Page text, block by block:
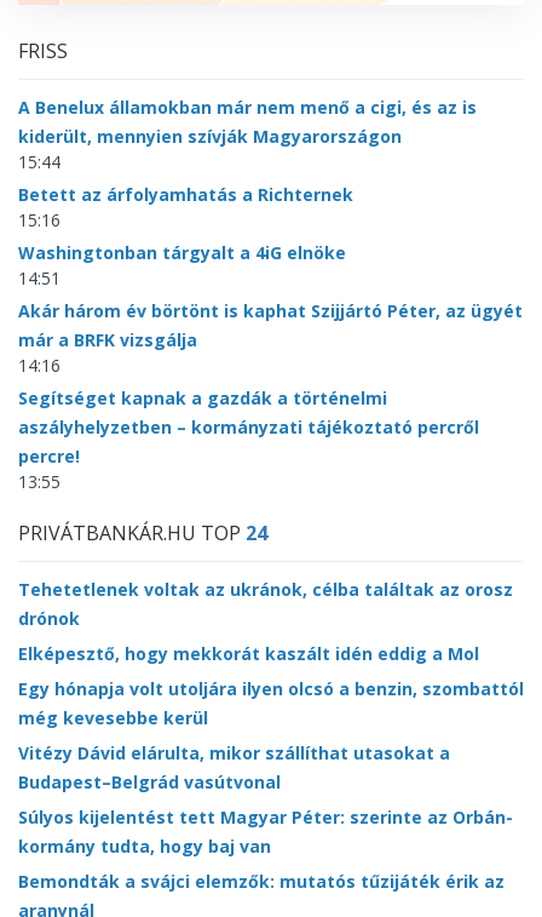
FRISS
A Benelux államokban már nem menő a cigi, és az is
kiderült, mennyien szívják Magyarországon
15:44
Betett az árfolyamhatás a Richternek
15:16
Washingtonban tárgyalt a 4iG elnöke
14:51
Akár három év börtönt is kaphat Szijjártó Péter, az ügyét
már a BRFK vizsgálja
14:16
Segítséget kapnak a gazdák a történelmi
aszályhelyzetben – kormányzati tájékoztató percről
percre!
13:55
PRIVÁTBANKÁR.HU TOP 24
Tehetetlenek voltak az ukránok, célba találtak az orosz
drónok
Elképesztő, hogy mekkorát kaszált idén eddig a Mol
Egy hónapja volt utoljára ilyen olcsó a benzin, szombattól
még kevesebbe kerül
Vitézy Dávid elárulta, mikor szállíthat utasokat a
Budapest–Belgrád vasútvonal
Súlyos kijelentést tett Magyar Péter: szerinte az Orbán-
kormány tudta, hogy baj van
Bemondták a svájci elemzők: mutatós tűzijáték érik az
aranynál